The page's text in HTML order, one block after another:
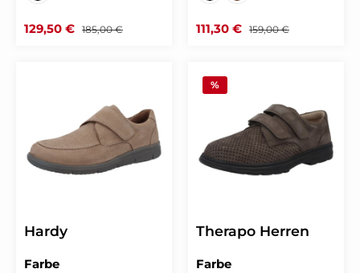
Verkaufspreis:
129,50 € Regulärer Preis:
185,00 € Verkaufspreis:
111,30 € Regulärer Preis:
159,00 €
Hardy
Farbeauswählen
%
Therapo Herren
Farbeauswählen